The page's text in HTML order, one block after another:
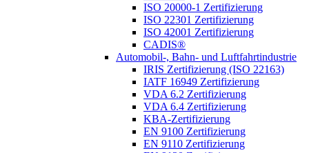
ISO 20000-1 Zertifizierung
ISO 22301 Zertifizierung
ISO 42001 Zertifizierung
CADIS®
Automobil-, Bahn- und Luftfahrtindustrie
IRIS Zertifizierung (ISO 22163)
IATF 16949 Zertifizierung
VDA 6.2 Zertifizierung
VDA 6.4 Zertifizierung
KBA-Zertifizierung
EN 9100 Zertifizierung
EN 9110 Zertifizierung